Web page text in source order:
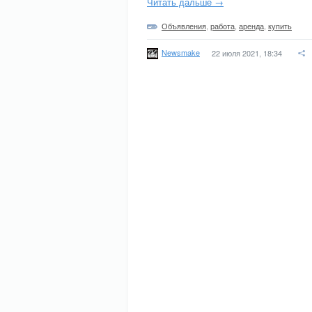
Объявления работа аренда купить
Newsmake 22 июля 2021, 18:34